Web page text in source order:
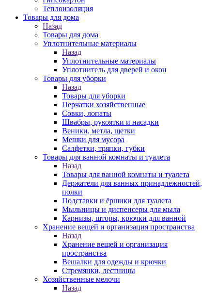
Теплоизоляция
Товары для дома
Назад
Товары для дома
Уплотнительные материалы
Назад
Уплотнительные материалы
Уплотнитель для дверей и окон
Товары для уборки
Назад
Товары для уборки
Перчатки хозяйственные
Совки, лопаты
Швабры, рукоятки и насадки
Веники, метла, щетки
Мешки для мусора
Салфетки, тряпки, губки
Товары для ванной комнаты и туалета
Назад
Товары для ванной комнаты и туалета
Держатели для ванных принадлежностей,
полки
Подставки и ёршики для туалета
Мыльницы и диспенсеры для мыла
Карнизы, шторы, крючки для ванной
Хранение вещей и организация пространства
Назад
Хранение вещей и организация
пространства
Вешалки для одежды и крючки
Стремянки, лестницы
Хозяйственные мелочи
Назад